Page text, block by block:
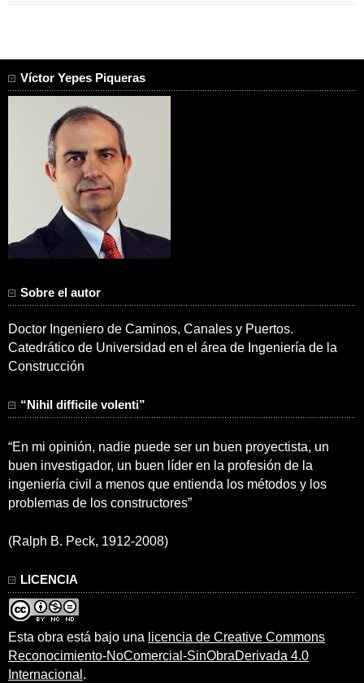
Víctor Yepes Piqueras
Sobre el autor
Doctor Ingeniero de Caminos, Canales y Puertos.
Catedrático de Universidad en el área de Ingeniería de la
Construcción
“Nihil difficile volenti”
“En mi opinión, nadie puede ser un buen proyectista, un
buen investigador, un buen líder en la profesión de la
ingeniería civil a menos que entienda los métodos y los
problemas de los constructores”
(Ralph B. Peck, 1912-2008)
LICENCIA
Esta obra está bajo una licencia de Creative Commons
Reconocimiento-NoComercial-SinObraDerivada 4.0
Internacional .